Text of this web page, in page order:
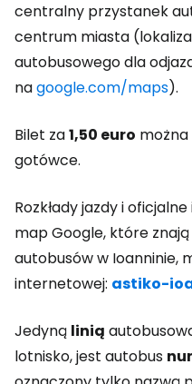
centralny przystanek
centrum miasta
autobusowego dla
nagoogle.com/maps).
Bilet za1,50 euro
gotówce.
Rozkłady jazdy i
map Google, które
autobusów w Ioanninie,
internetowej: astiko-
Jedyną linią
lotnisko, jest autobus